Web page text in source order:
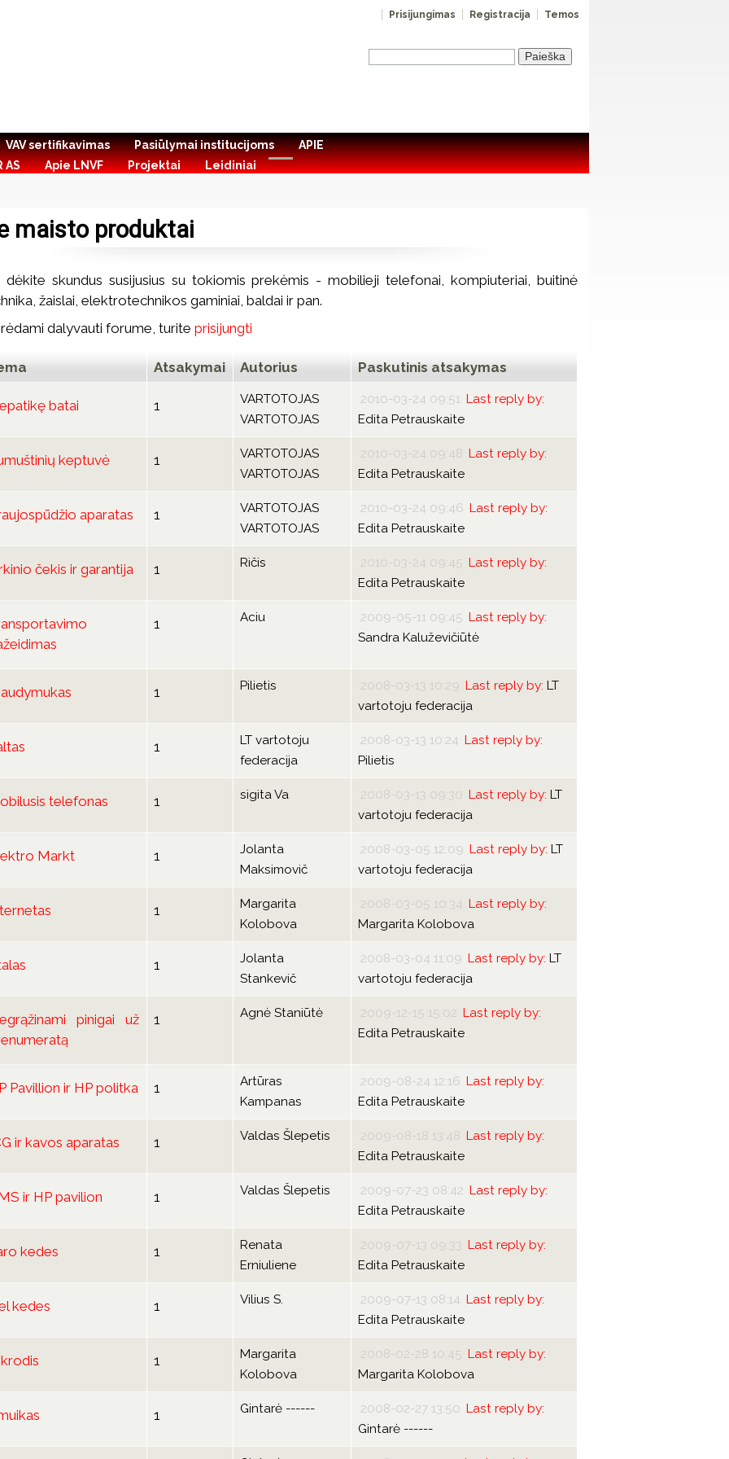
Temos
Registracija
Prisijungimas
VAV sertifikavimas Pasiūlymai institucijoms
APIE
AS
Apie LNVF Projektai Leidiniai
maisto produktai
dėkite skundus susijusius su tokiomis prekėmis - mobilieji telefonai, kompiuteriai, buitinė
žaislai, elektrotechnikos gaminiai, baldai ir pan.
dalyvauti forume, turite prisijungti
Atsakymai Autorius Paskutinis atsakymas
batai 1
VARTOTOJAS
VARTOTOJAS
2010-03-24 09:51 Last reply by:
Edita Petrauskaite
keptuvė 1
VARTOTOJAS
VARTOTOJAS
2010-03-24 09:48 Last reply by:
Edita Petrauskaite
aparatas 1
VARTOTOJAS
VARTOTOJAS
2010-03-24 09:46 Last reply by:
Edita Petrauskaite
čekis ir garantija 1 Ričis 2010-03-24 09:45 Last reply by:
Edita Petrauskaite
1 Aciu 2009-05-11 09:45 Last reply by:
Sandra Kaluževičiūtė
1 Pilietis 2008-03-13 10:29 Last reply by: LT
vartotoju federacija
1
LT vartotoju
federacija
2008-03-13 10:24 Last reply by:
Pilietis
telefonas 1 sigita Va 2008-03-13 09:30 Last reply by: LT
vartotoju federacija
Markt 1
Jolanta
Maksimovič
2008-03-05 12:09 Last reply by: LT
vartotoju federacija
1
Margarita
Kolobova
2008-03-05 10:34 Last reply by:
Margarita Kolobova
1
Jolanta
Stankevič
2008-03-04 11:09 Last reply by: LT
vartotoju federacija
pinigai už
1 Agnė Staniūtė 2009-12-15 15:02 Last reply by:
Edita Petrauskaite
Pavillion ir HP politka 1
Artūras
Kampanas
2009-08-24 12:16 Last reply by:
Edita Petrauskaite
ir kavos aparatas 1 Valdas Šlepetis 2009-08-18 13:48 Last reply by:
Edita Petrauskaite
ir HP pavilion 1 Valdas Šlepetis 2009-07-23 08:42 Last reply by:
Edita Petrauskaite
kedes 1
Renata
Erniuliene
2009-07-13 09:33 Last reply by:
Edita Petrauskaite
kedes 1 Vilius S. 2009-07-13 08:14 Last reply by:
Edita Petrauskaite
1
Margarita
Kolobova
2008-02-28 10:45 Last reply by:
Margarita Kolobova
1 Gintarė ------ 2008-02-27 13:50 Last reply by:
Gintarė ------